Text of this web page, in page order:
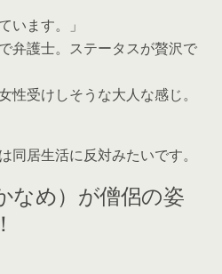
います。」
弁護士。ステータスが贅沢で
性受けしそうな大人な感じ。
同居生活に反対みたいです。
なめ）が僧侶の姿